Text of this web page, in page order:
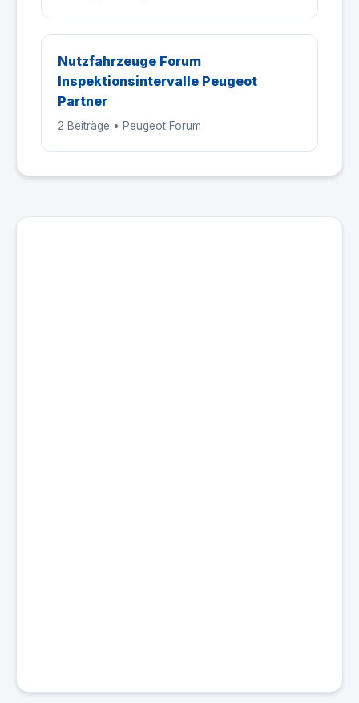
Nutzfahrzeuge Forum
Inspektionsintervalle Peugeot
Partner
2 Beiträge • Peugeot Forum